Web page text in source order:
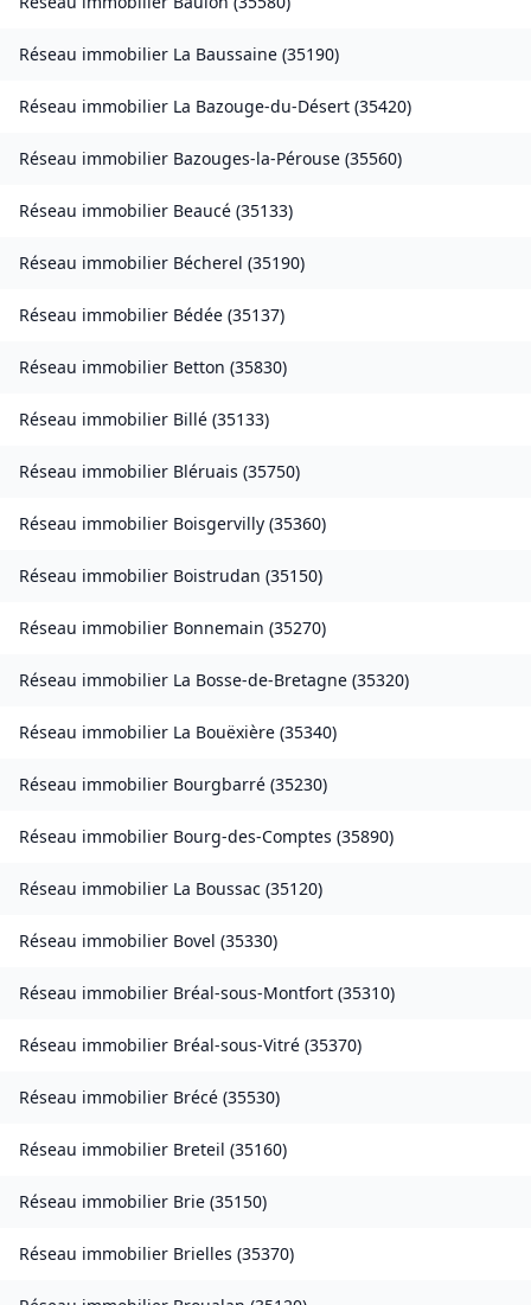
Réseau immobilier La Baussaine (35190)
Réseau immobilier La Bazouge-du-Désert (35420)
Réseau immobilier Bazouges-la-Pérouse (35560)
Réseau immobilier Beaucé (35133)
Réseau immobilier Bécherel (35190)
Réseau immobilier Bédée (35137)
Réseau immobilier Betton (35830)
Réseau immobilier Billé (35133)
Réseau immobilier Bléruais (35750)
Réseau immobilier Boisgervilly (35360)
Réseau immobilier Boistrudan (35150)
Réseau immobilier Bonnemain (35270)
Réseau immobilier La Bosse-de-Bretagne (35320)
Réseau immobilier La Bouëxière (35340)
Réseau immobilier Bourgbarré (35230)
Réseau immobilier Bourg-des-Comptes (35890)
Réseau immobilier La Boussac (35120)
Réseau immobilier Bovel (35330)
Réseau immobilier Bréal-sous-Montfort (35310)
Réseau immobilier Bréal-sous-Vitré (35370)
Réseau immobilier Brécé (35530)
Réseau immobilier Breteil (35160)
Réseau immobilier Brie (35150)
Réseau immobilier Brielles (35370)